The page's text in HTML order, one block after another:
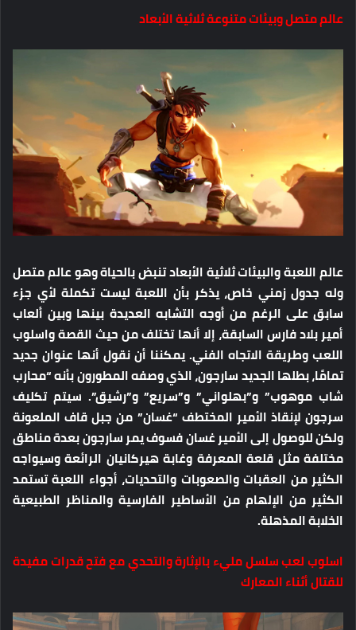
عالم متصل وبيئات متنوعة ثلاثية الأبعاد
عالم اللعبة والبيئات ثلاثية الأبعاد تنبض بالحياة وهو عالم متصل
وله جدول زمني خاص، يذكر بأن اللعبة ليست تكملة لأي جزء
سابق على الرغم من أوجه التشابه العديدة بينها وبين ألعاب
أمير بلاد فارس السابقة، إلا أنها تختلف من حيث القصة واسلوب
اللعب وطريقة الاتجاه الفني. يمكننا أن نقول أنها عنوان جديد
تمامًا، بطلها الجديد سارجون، الذي وصفه المطورون بأنه “محارب
شاب موهوب” و”بهلواني” و”سريع” و”رشيق”. سيتم تكليف
سرجون لإنقاذ الأمير المختطف “غسان” من جبل قاف الملعونة
ولكن للوصول إلى الأمير غسان فسوف يمر سارجون بعدة مناطق
مختلفة مثل قلعة المعرفة وغابة هيركانيان الرائعة وسيواجه
الكثير من العقبات والصعوبات والتحديات، أجواء اللعبة تستمد
الكثير من الإلهام من الأساطير الفارسية والمناظر الطبيعية
الخلابة المذهلة.
اسلوب لعب سلسل مليء بالإثارة والتحدي مع فتح قدرات مفيدة
للقتال أثناء المعارك